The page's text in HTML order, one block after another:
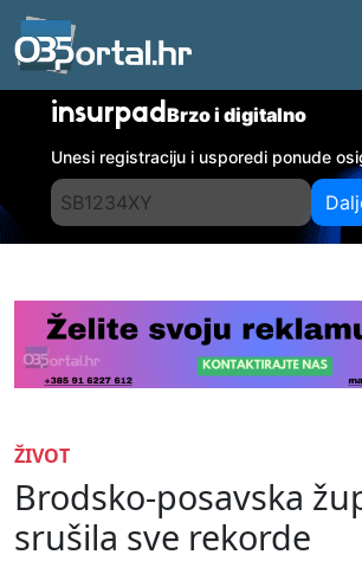
insurpadBrzo i digitalno
Unesi registraciju i usporedi ponude
ŽIVOT
Brodsko-posavska
srušila sve rekorde